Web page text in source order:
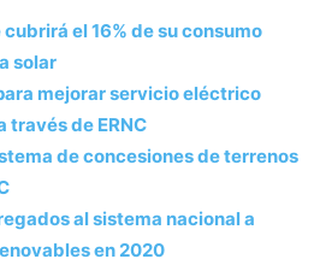
el 16% de su consumo
solar
mejorar servicio eléctrico
través de ERNC
de concesiones de terrenos
al sistema nacional a
en 2020